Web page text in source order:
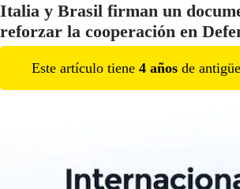
Italia y Brasil firman un
reforzar la cooperación en
Este artículo tiene 4 años de